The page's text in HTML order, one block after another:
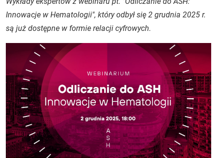
Innowacje w Hematologii", który odbył się 2 grudnia 2025 r.
są już dostępne w formie relacji cyfrowych.